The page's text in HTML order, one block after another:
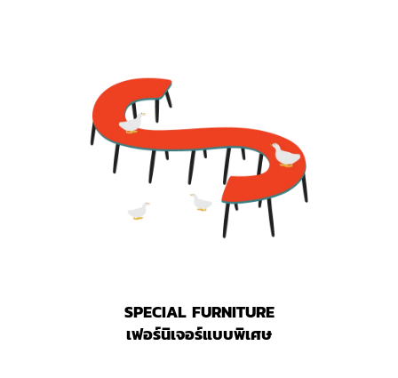
SPECIAL FURNITURE
เฟอร์นิเจอร์แบบพิเศษ